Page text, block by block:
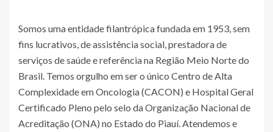
Somos uma entidade filantrópica fundada em 1953, sem
fins lucrativos, de assistência social, prestadora de
serviços de saúde e referência na Região Meio Norte do
Brasil. Temos orgulho em ser o único Centro de Alta
Complexidade em Oncologia (CACON) e Hospital Geral
Certificado Pleno pelo selo da Organização Nacional de
Acreditação (ONA) no Estado do Piauí. Atendemos e